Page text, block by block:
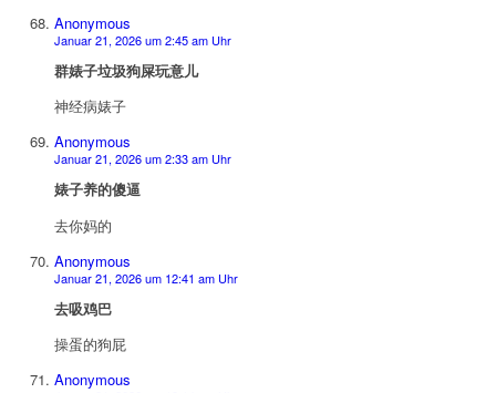
Anonymous
Januar 21, 2026 um 2:45 am Uhr
群婊子垃圾狗屎玩意儿
神经病婊子
Anonymous
Januar 21, 2026 um 2:33 am Uhr
婊子养的傻逼
去你妈的
Anonymous
Januar 21, 2026 um 12:41 am Uhr
去吸鸡巴
操蛋的狗屁
Anonymous